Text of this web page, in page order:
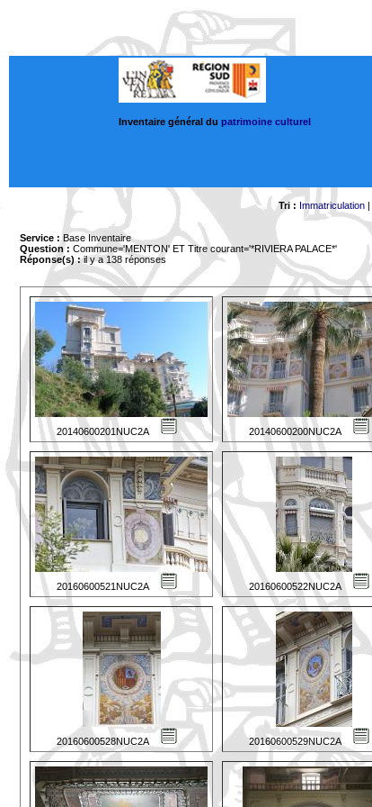
Inventaire général du patrimoine culturel
Tri : Immatriculation|
Service : Base Inventaire
Question : Commune='MENTON' ET Titre courant='*RIVIERA PALACE*'
Réponse(s) :il y a 138 réponses
20140600201NUC2A 20140600200NUC2A
20160600521NUC2A 20160600522NUC2A
20160600528NUC2A 20160600529NUC2A